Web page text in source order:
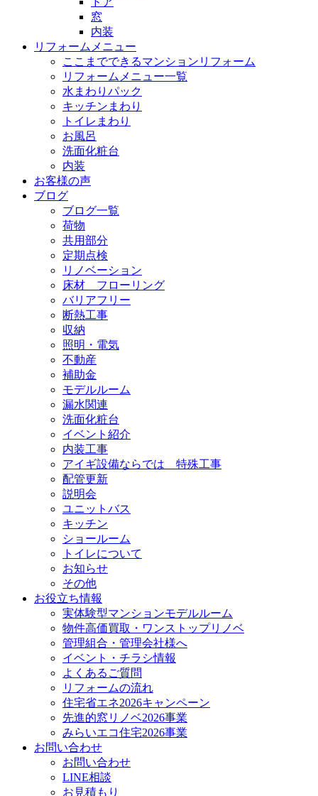
窓
内装
リフォームメニュー
ここまでできるマンションリフォーム
リフォームメニュー一覧
水まわりパック
キッチンまわり
トイレまわり
お風呂
洗面化粧台
内装
お客様の声
ブログ
ブログ一覧
荷物
共用部分
定期点検
リノベーション
床材 フローリング
バリアフリー
断熱工事
収納
照明・電気
不動産
補助金
モデルルーム
漏水関連
洗面化粧台
イベント紹介
内装工事
アイギ設備ならでは 特殊工事
配管更新
説明会
ユニットバス
キッチン
ショールーム
トイレについて
お知らせ
その他
お役立ち情報
実体験型マンションモデルルーム
物件高価買取・ワンストップリノベ
管理組合・管理会社様へ
イベント・チラシ情報
よくあるご質問
リフォームの流れ
住宅省エネ2026キャンペーン
先進的窓リノベ2026事業
みらいエコ住宅2026事業
お問い合わせ
お問い合わせ
LINE相談
お見積もり